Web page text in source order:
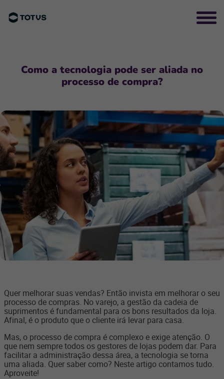
Como a tecnologia pode ser aliada no
processo de compra?
Quer melhorar suas vendas? Então invista em melhorar o seu
processo de compras. No varejo, a gestão da cadeia de
suprimentos é fundamental para os bons resultados da loja.
Afinal, é o produto que o cliente irá levar para casa.
Mas, o processo de compra é complexo e exige atenção. O
que nem sempre todos os gestores de lojas podem dar. Para
facilitar a administração dessa área, a tecnologia se torna
uma aliada. Quer saber como? Neste artigo contamos tudo.
Aproveite!